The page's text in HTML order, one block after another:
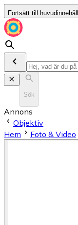
Fortsätt till huvudinnehåll
Sök
Annons
Objektiv
Hem
Foto & Video